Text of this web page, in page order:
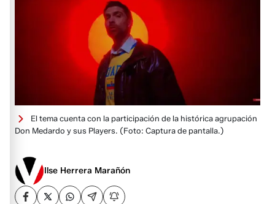
El tema cuenta con la participación de la histórica agrupación
Don Medardo y sus Players. (Foto: Captura de pantalla.)
Ilse Herrera Marañón